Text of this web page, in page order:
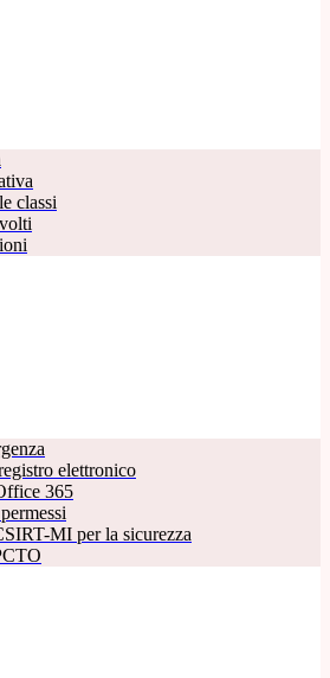
classi
elettronico
365
MI per la sicurezza